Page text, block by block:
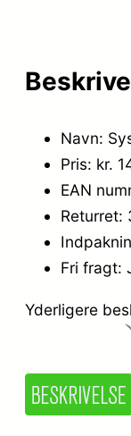
Navn:
Pris: kr.
EAN
Returret:
Fri fragt:
Yderligere